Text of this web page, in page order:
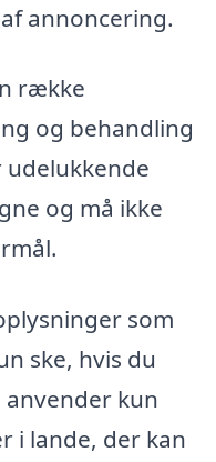
annoncering.
række
og behandling
udelukkende
og må ikke
som
ske, hvis du
anvender kun
i lande, der kan